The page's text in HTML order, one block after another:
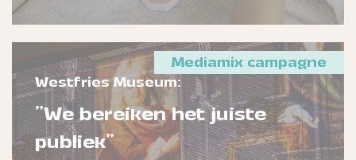
Westfries Museum:
"We bereiken het juiste
publiek"
Mediamix campagne